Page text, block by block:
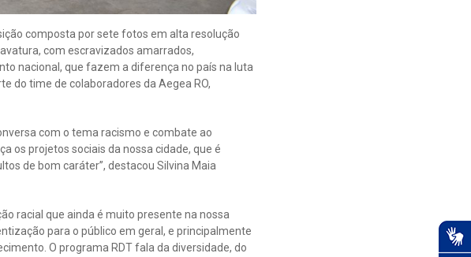
composta por sete fotos em alta resolução
com escravizados amarrados,
nacional, que fazem a diferença no país na luta
do time de colaboradores da Aegea RO,
com o tema racismo e combate ao
os projetos sociais da nossa cidade, que é
de bom caráter”, destacou Silvina Maia
racial que ainda é muito presente na nossa
para o público em geral, e principalmente
O programa RDT fala da diversidade, do